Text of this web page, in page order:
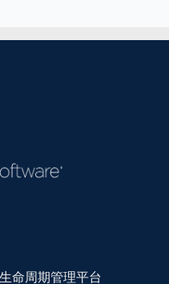
命周期管理平台